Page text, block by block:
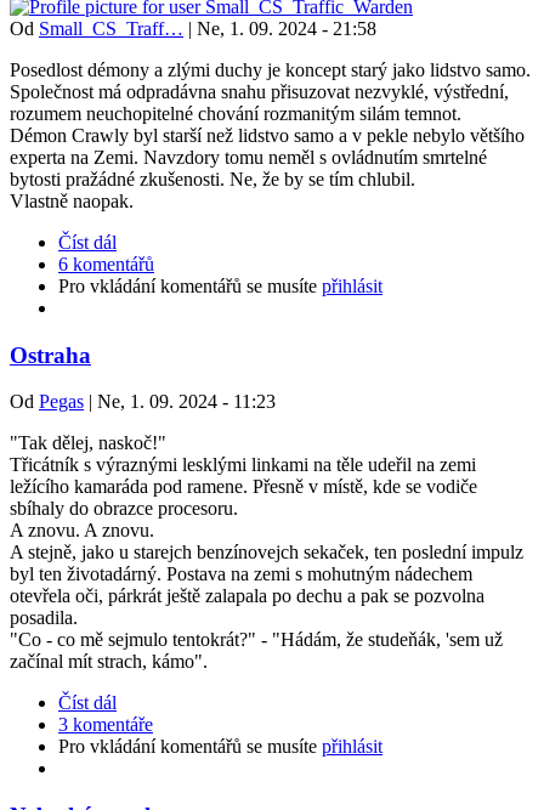
Od Small_CS_Traff… | Ne, 1. 09. 2024 - 21:58
Posedlost démony a zlými duchy je koncept starý jako lidstvo samo.
Společnost má odpradávna snahu přisuzovat nezvyklé, výstřední,
rozumem neuchopitelné chování rozmanitým silám temnot.
Démon Crawly byl starší než lidstvo samo a v pekle nebylo většího
experta na Zemi. Navzdory tomu neměl s ovládnutím smrtelné
bytosti pražádné zkušenosti. Ne, že by se tím chlubil.
Vlastně naopak.
Číst dál
6 komentářů
Pro vkládání komentářů se musíte přihlásit
Ostraha
Od Pegas | Ne, 1. 09. 2024 - 11:23
"Tak dělej, naskoč!"
Třicátník s výraznými lesklými linkami na těle udeřil na zemi
ležícího kamaráda pod ramene. Přesně v místě, kde se vodiče
sbíhaly do obrazce procesoru.
A znovu. A znovu.
A stejně, jako u starejch benzínovejch sekaček, ten poslední impulz
byl ten životadárný. Postava na zemi s mohutným nádechem
otevřela oči, párkrát ještě zalapala po dechu a pak se pozvolna
posadila.
"Co - co mě sejmulo tentokrát?" - "Hádám, že studeňák, 'sem už
začínal mít strach, kámo".
Číst dál
3 komentáře
Pro vkládání komentářů se musíte přihlásit